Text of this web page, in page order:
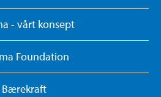
- vårt konsept
Foundation
Bærekraft